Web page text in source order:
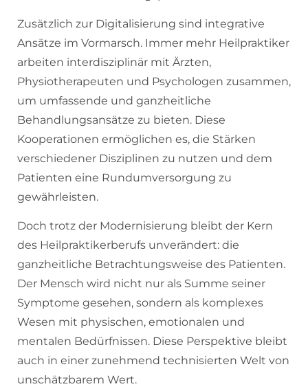
Zusätzlich zur Digitalisierung sind integrative
Ansätze im Vormarsch. Immer mehr Heilpraktiker
arbeiten interdisziplinär mit Ärzten,
Physiotherapeuten und Psychologen zusammen,
um umfassende und ganzheitliche
Behandlungsansätze zu bieten. Diese
Kooperationen ermöglichen es, die Stärken
verschiedener Disziplinen zu nutzen und dem
Patienten eine Rundumversorgung zu
gewährleisten.
Doch trotz der Modernisierung bleibt der Kern
des Heilpraktikerberufs unverändert: die
ganzheitliche Betrachtungsweise des Patienten.
Der Mensch wird nicht nur als Summe seiner
Symptome gesehen, sondern als komplexes
Wesen mit physischen, emotionalen und
mentalen Bedürfnissen. Diese Perspektive bleibt
auch in einer zunehmend technisierten Welt von
unschätzbarem Wert.